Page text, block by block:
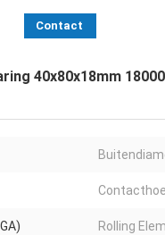
Contact
40x80x18mm
Rolling